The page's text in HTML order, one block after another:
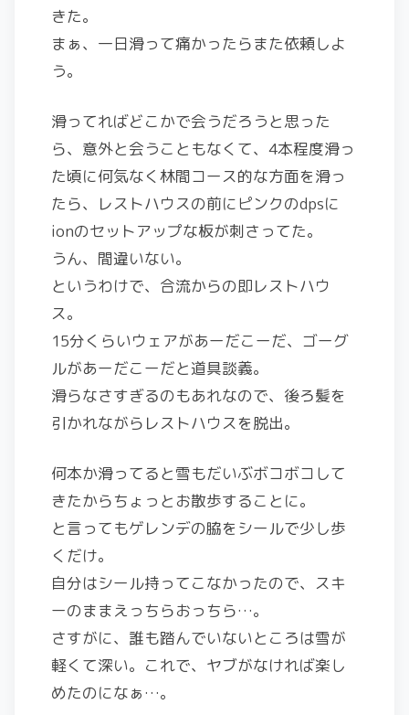
きた。
まぁ、一日滑って痛かったらまた依頼しよ
う。
滑ってればどこかで会うだろうと思った
ら、意外と会うこともなくて、4本程度滑っ
た頃に何気なく林間コース的な方面を滑っ
たら、レストハウスの前にピンクのdpsに
ionのセットアップな板が刺さってた。
うん、間違いない。
というわけで、合流からの即レストハウ
ス。
15分くらいウェアがあーだこーだ、ゴーグ
ルがあーだこーだと道具談義。
滑らなさすぎるのもあれなので、後ろ髪を
引かれながらレストハウスを脱出。
何本か滑ってると雪もだいぶボコボコして
きたからちょっとお散歩することに。
と言ってもゲレンデの脇をシールで少し歩
くだけ。
自分はシール持ってこなかったので、スキ
ーのままえっちらおっちら…。
さすがに、誰も踏んでいないところは雪が
軽くて深い。これで、ヤブがなければ楽し
めたのになぁ…。